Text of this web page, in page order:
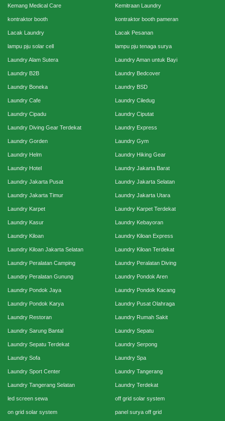
Kemang Medical Care Kemitraan Laundry
kontraktor booth kontraktor booth pameran
Lacak Laundry Lacak Pesanan
lampu pju solar cell lampu pju tenaga surya
Laundry Alam Sutera Laundry Aman untuk Bayi
Laundry B2B Laundry Bedcover
Laundry Boneka Laundry BSD
Laundry Cafe Laundry Ciledug
Laundry Cipadu Laundry Ciputat
Laundry Diving Gear Terdekat Laundry Express
Laundry Gorden Laundry Gym
Laundry Helm Laundry Hiking Gear
Laundry Hotel Laundry Jakarta Barat
Laundry Jakarta Pusat Laundry Jakarta Selatan
Laundry Jakarta Timur Laundry Jakarta Utara
Laundry Karpet Laundry Karpet Terdekat
Laundry Kasur Laundry Kebayoran
Laundry Kiloan Laundry Kiloan Express
Laundry Kiloan Jakarta Selatan Laundry Kiloan Terdekat
Laundry Peralatan Camping Laundry Peralatan Diving
Laundry Peralatan Gunung Laundry Pondok Aren
Laundry Pondok Jaya Laundry Pondok Kacang
Laundry Pondok Karya Laundry Pusat Olahraga
Laundry Restoran Laundry Rumah Sakit
Laundry Sarung Bantal Laundry Sepatu
Laundry Sepatu Terdekat Laundry Serpong
Laundry Sofa Laundry Spa
Laundry Sport Center Laundry Tangerang
Laundry Tangerang Selatan Laundry Terdekat
led screen sewa off grid solar system
on grid solar system panel surya off grid